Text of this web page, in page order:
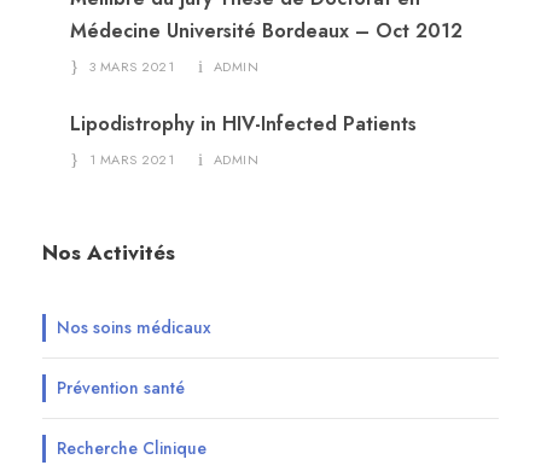
Médecine Université Bordeaux – Oct 2012
3 MARS 2021 ADMIN
Lipodistrophy in HIV-Infected Patients
1 MARS 2021 ADMIN
Nos Activités
Nos soins médicaux
Prévention santé
Recherche Clinique